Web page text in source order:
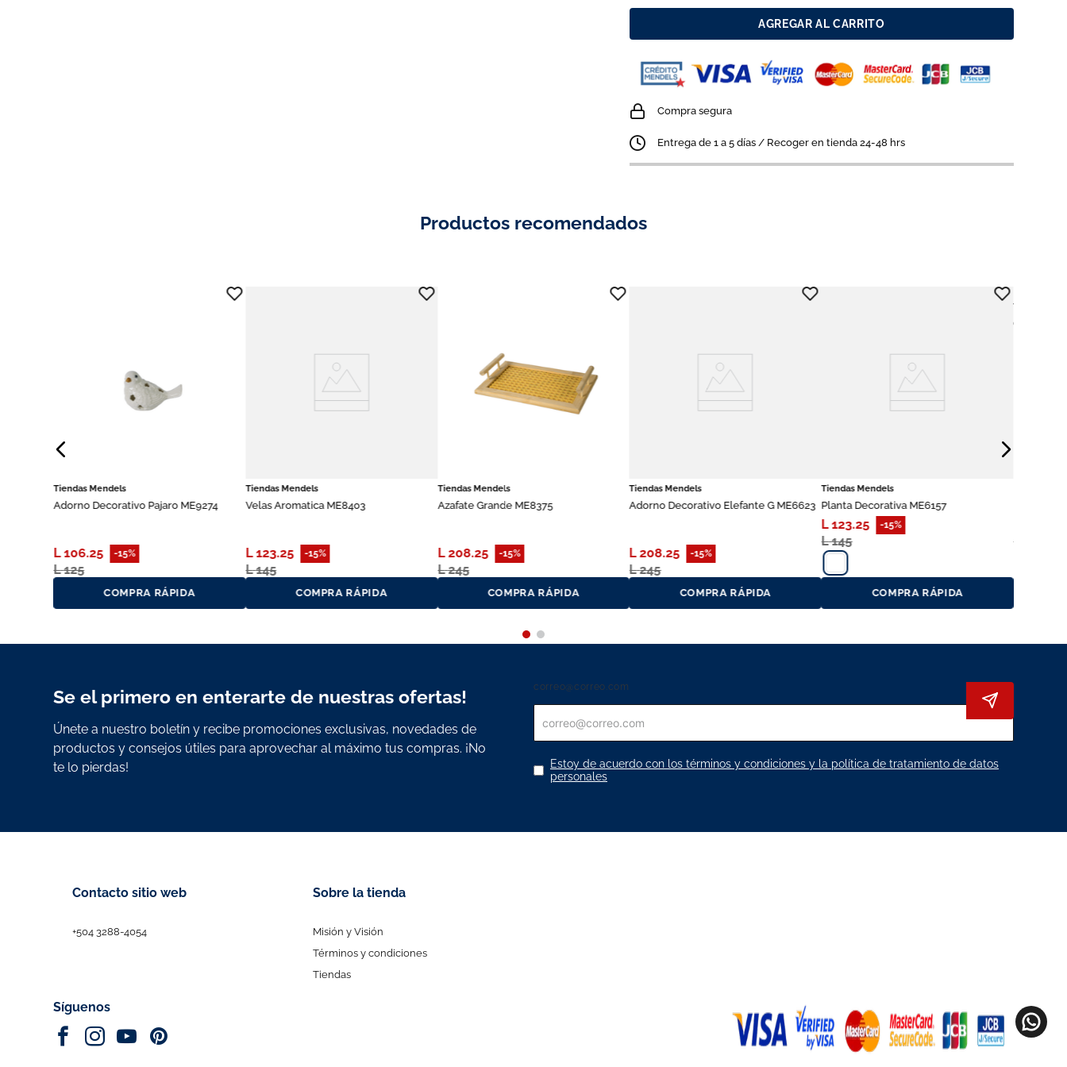
AGREGAR AL CARRITO
Compra segura
Entrega de 1 a 5 días / Recoger en tienda 24-48 hrs
Productos recomendados
Tiendas Mendels
Adorno Decorativo Pajaro ME9274
L 106.25 -15%
L 125
COMPRA RÁPIDA
Tiendas Mendels
Velas Aromatica ME8403
L 123.25 -15%
L 145
COMPRA RÁPIDA
Tiendas Mendels
Azafate Grande ME8375
L 208.25 -15%
L 245
COMPRA RÁPIDA
Tiendas Mendels
Adorno Decorativo Elefante G ME6623
L 208.25 -15%
L 245
COMPRA RÁPIDA
Tiendas Mendels
Planta Decorativa ME6157
L 123.25 -15%
L 145
COMPRA RÁPIDA
Tiendas
Canasta
L
Se el primero en enterarte de nuestras ofertas!
Únete a nuestro boletín y recibe promociones exclusivas, novedades de
productos y consejos útiles para aprovechar al máximo tus compras. ¡No
te lo pierdas!
correo@correo.com
Estoy de acuerdo con los términos y condiciones y la política de tratamiento de datos
personales
Contacto sitio web
+504 3288-4054
Sobre la tienda
Misión y Visión
Términos y condiciones
Tiendas
Síguenos